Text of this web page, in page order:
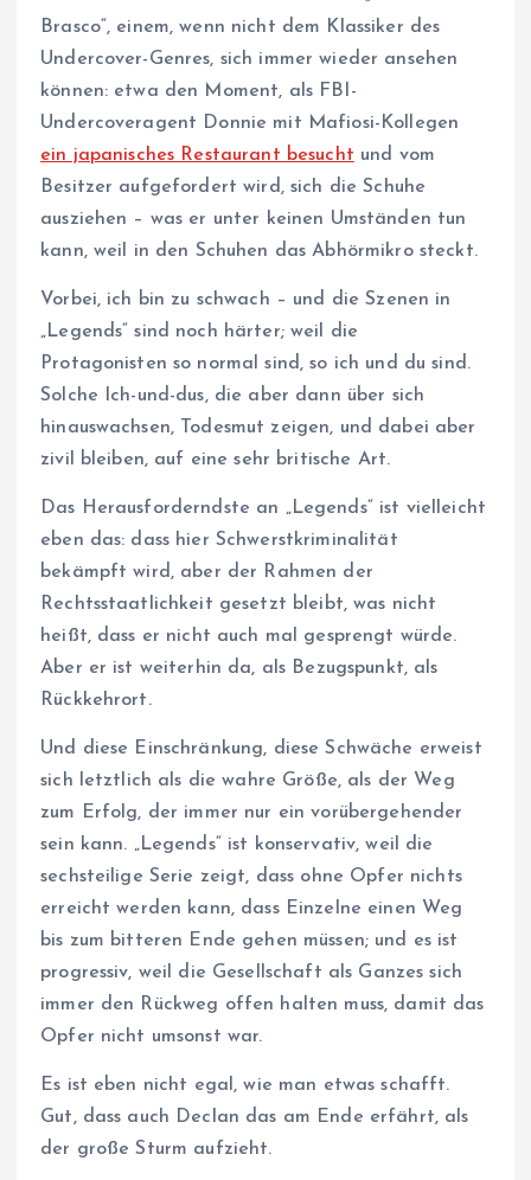
Brasco“, einem, wenn nicht dem Klassiker des
Undercover-Genres, sich immer wieder ansehen
können: etwa den Moment, als FBI-
Undercoveragent Donnie mit Mafiosi-Kollegen
ein japanisches Restaurant besucht und vom
Besitzer aufgefordert wird, sich die Schuhe
ausziehen – was er unter keinen Umständen tun
kann, weil in den Schuhen das Abhörmikro steckt.
Vorbei, ich bin zu schwach – und die Szenen in
„Legends“ sind noch härter; weil die
Protagonisten so normal sind, so ich und du sind.
Solche Ich-und-dus, die aber dann über sich
hinauswachsen, Todesmut zeigen, und dabei aber
zivil bleiben, auf eine sehr britische Art.
Das Herausforderndste an „Legends“ ist vielleicht
eben das: dass hier Schwerstkriminalität
bekämpft wird, aber der Rahmen der
Rechtsstaatlichkeit gesetzt bleibt, was nicht
heißt, dass er nicht auch mal gesprengt würde.
Aber er ist weiterhin da, als Bezugspunkt, als
Rückkehrort.
Und diese Einschränkung, diese Schwäche erweist
sich letztlich als die wahre Größe, als der Weg
zum Erfolg, der immer nur ein vorübergehender
sein kann. „Legends“ ist konservativ, weil die
sechsteilige Serie zeigt, dass ohne Opfer nichts
erreicht werden kann, dass Einzelne einen Weg
bis zum bitteren Ende gehen müssen; und es ist
progressiv, weil die Gesellschaft als Ganzes sich
immer den Rückweg offen halten muss, damit das
Opfer nicht umsonst war.
Es ist eben nicht egal, wie man etwas schafft.
Gut, dass auch Declan das am Ende erfährt, als
der große Sturm aufzieht.